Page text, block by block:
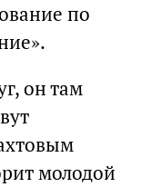
по
он там
молодой